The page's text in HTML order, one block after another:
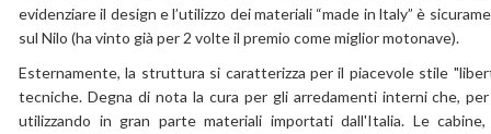
evidenziare il design e l’utilizzo dei materiali “made in ltaly” è
sul Nilo (ha vinto già per 2 volte il premio come miglior motonave).
Esternamente, la struttura si caratterizza per il piacevole stile
tecniche. Degna di nota la cura per gli arredamenti interni che,
utilizzando in gran parte materiali importati dall'Italia. Le